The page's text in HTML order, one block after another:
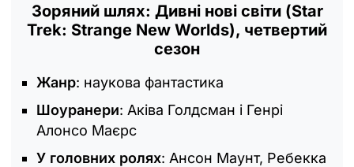
Зоряний шлях: Дивні нові світи (Star
Trek: Strange New Worlds), четвертий
сезон
Жанр: наукова фантастика
Шоуранери: Аківа Голдсман і Генрі
Алонсо Маєрс
У головних ролях: Ансон Маунт, Ребекка